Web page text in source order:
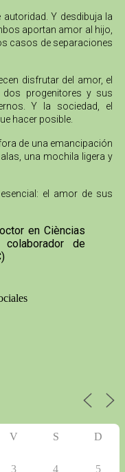
autoridad. Y desdibuja la
aportan amor al hijo,
casos de separaciones
disfrutar del amor, el
progenitores y sus
Y la sociedad, el
hacer posible.
de una emancipación
una mochila ligera y
el amor de sus
en Cièncias
de
V S D
3 4 5